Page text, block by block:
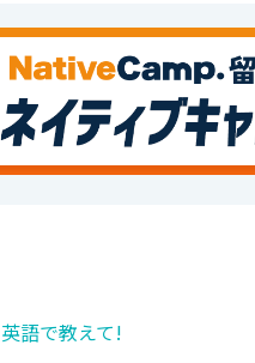
語で教えて!